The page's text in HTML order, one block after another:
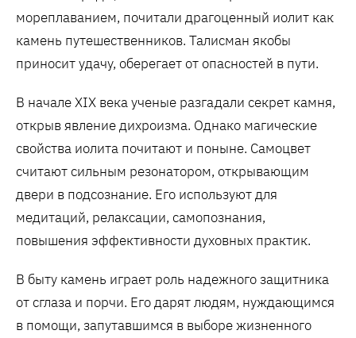
мореплаванием, почитали драгоценный иолит как
камень путешественников. Талисман якобы
приносит удачу, оберегает от опасностей в пути.
В начале XIX века ученые разгадали секрет камня,
открыв явление дихроизма. Однако магические
свойства иолита почитают и поныне. Самоцвет
считают сильным резонатором, открывающим
двери в подсознание. Его используют для
медитаций, релаксации, самопознания,
повышения эффективности духовных практик.
В быту камень играет роль надежного защитника
от сглаза и порчи. Его дарят людям, нуждающимся
в помощи, запутавшимся в выборе жизненного